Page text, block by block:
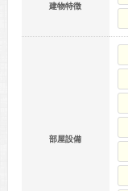
建物特徴
部屋設備